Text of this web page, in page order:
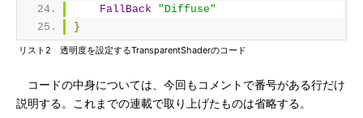
FallBack
"Diffuse"
}
リスト2 透明度を設定するTransparentShaderのコード
コードの中身については、今回もコメントで番号がある行だけ
説明する。これまでの連載で取り上げたものは省略する。